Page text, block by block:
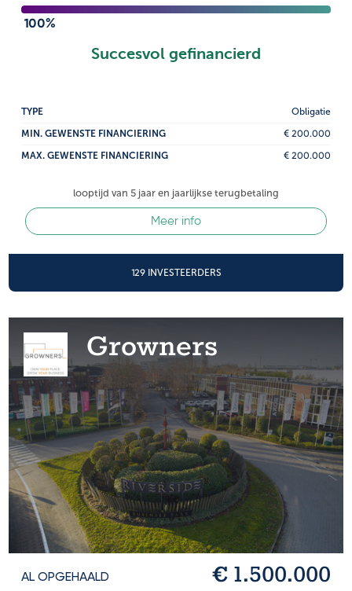
100%
Succesvol gefinancierd
TYPE
Obligatie
MIN. GEWENSTE FINANCIERING
€ 200.000
MAX. GEWENSTE FINANCIERING
€ 200.000
looptijd van 5 jaar en jaarlijkse terugbetaling
Meer info
129 INVESTEERDERS
Growners
€ 1.500.000
AL OPGEHAALD